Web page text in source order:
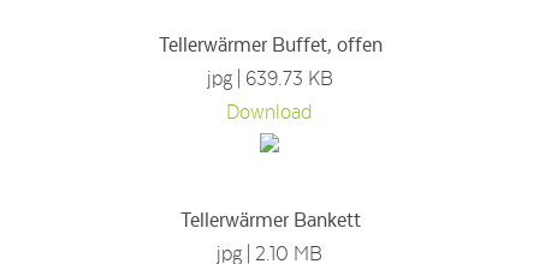
Tellerwärmer Buffet, offen
jpg | 639.73 KB
Download
Tellerwärmer Bankett
jpg | 2.10 MB